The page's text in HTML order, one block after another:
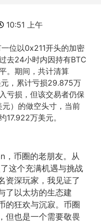
10:51 上午
位以0x211开头的加密
去24小时内因持有BTC
。期间，共计清算
，累计亏损29.875万
亏损，但该交易者仍保
）的做空头寸，当前
17.922万美元。
，币圈的老朋友。从
这个充满机遇与挑战
资深玩家，我见证了
了以太坊的生态建
的狂欢与沉寂。币圈
但也是一个需要敬畏